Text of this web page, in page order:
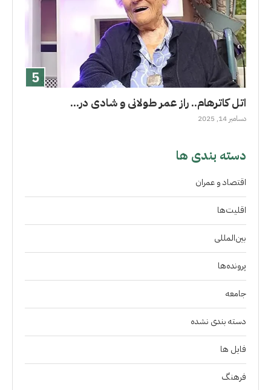
اتل کاترهام.. راز عمر طولانى و شادی در...
دسامبر 14, 2025
دسته بندی ها
اقتصاد و عمران
اقلیت‌ها
بین‌المللی
پرونده‌ها
جامعه
دسته بندی نشده
فايل ها
فرهنگ